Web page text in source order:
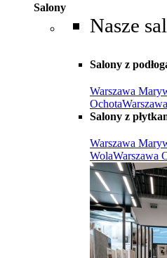
Salony
Nasze
Salony z
Warszawa
Ochota
Salony z
Warszawa
WolaWarszawa